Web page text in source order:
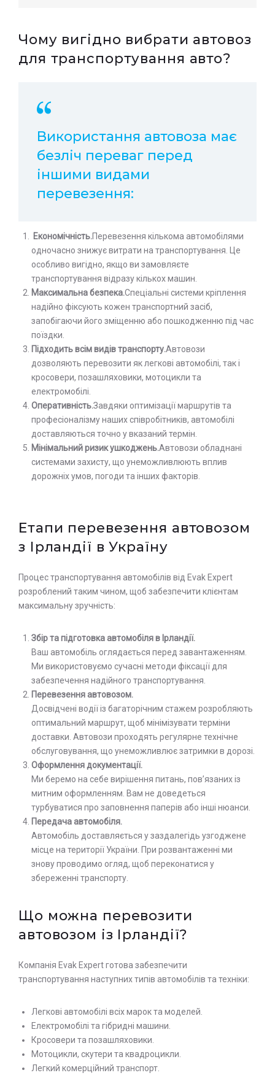
Чому вигідно вибрати автовоз
для транспортування авто?
Використання автовоза має
безліч переваг перед
іншими видами
перевезення:
Економічність.Перевезення кількома автомобілями
одночасно знижує витрати на транспортування. Це
особливо вигідно, якщо ви замовляєте
транспортування відразу кількох машин.
Максимальна безпека.Спеціальні системи кріплення
надійно фіксують кожен транспортний засіб,
запобігаючи його зміщенню або пошкодженню під час
поїздки.
Підходить всім видів транспорту.Автовози
дозволяють перевозити як легкові автомобілі, так і
кросовери, позашляховики, мотоцикли та
електромобілі.
Оперативність.Завдяки оптимізації маршрутів та
професіоналізму наших співробітників, автомобілі
доставляються точно у вказаний термін.
Мінімальний ризик ушкоджень.Автовози обладнані
системами захисту, що унеможливлюють вплив
дорожніх умов, погоди та інших факторів.
Етапи перевезення автовозом
з Ірландії в Україну
Процес транспортування автомобілів від Evak Expert
розроблений таким чином, щоб забезпечити клієнтам
максимальну зручність:
Збір та підготовка автомобіля в Ірландії.
Ваш автомобіль оглядається перед завантаженням.
Ми використовуємо сучасні методи фіксації для
забезпечення надійного транспортування.
Перевезення автовозом.
Досвідчені водії із багаторічним стажем розробляють
оптимальний маршрут, щоб мінімізувати терміни
доставки. Автовози проходять регулярне технічне
обслуговування, що унеможливлює затримки в дорозі.
Оформлення документації.
Ми беремо на себе вирішення питань, пов’язаних із
митним оформленням. Вам не доведеться
турбуватися про заповнення паперів або інші нюанси.
Передача автомобіля.
Автомобіль доставляється у заздалегідь узгоджене
місце на території України. При розвантаженні ми
знову проводимо огляд, щоб переконатися у
збереженні транспорту.
Що можна перевозити
автовозом із Ірландії?
Компанія Evak Expert готова забезпечити
транспортування наступних типів автомобілів та техніки:
Легкові автомобілі всіх марок та моделей.
Електромобілі та гібридні машини.
Кросовери та позашляховики.
Мотоцикли, скутери та квадроцикли.
Легкий комерційний транспорт.
Оставьте заявку на просчет
стоимости услуг с нашим
Залиште заявку на прорахунок
вартості послуг з нашим